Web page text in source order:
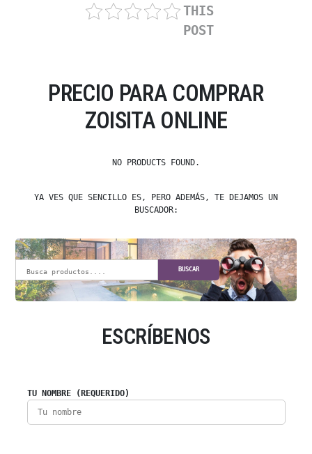
THIS
POST
PRECIO PARA COMPRAR
ZOISITA ONLINE
NO PRODUCTS FOUND.
YA VES QUE SENCILLO ES, PERO ADEMÁS, TE DEJAMOS UN
BUSCADOR:
BUSCAR
ESCRÍBENOS
TU NOMBRE (REQUERIDO)